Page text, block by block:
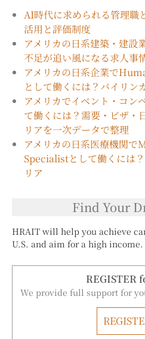
AI時代に求められる管理職
活用と評価制度
アメリカの日系建築・建設
不足が追い風になる求人事
アメリカの日系企業で
として働くには？バイリン
アメリカでイベント・コン
て働くには？需要・ビザ・
リアを一次データで整理
アメリカの日系医療機関
Specialistとして働くには
リア
Find Your
HRAIT will help you achieve
U.S. and aim for a high income.
REGISTER
We provide full support for